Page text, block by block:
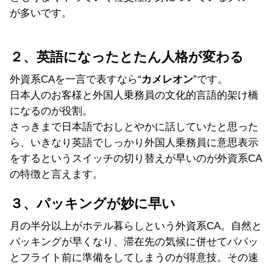
が多いです。
２、英語になったとたん人格が変わる
外資系CAを一言で表すなら“カメレオン”です。
日本人のお客様と外国人乗務員の文化的言語的架け橋
になるのが役割。
さっきまで日本語でおしとやかに話していたと思った
ら、いきなり英語でしっかり外国人乗務員に意思表示
をするというスイッチの切り替えが早いのが外資系CA
の特徴と言えます。
３、パッキングが妙に早い
月の半分以上がホテル暮らしという外資系CA。自然と
パッキングが早くなり、滞在先の気候に併せてパパッ
とフライト前に準備をしてしまうのが得意技。その速